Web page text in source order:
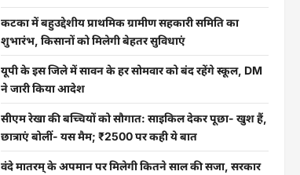
कटका में बहुउद्देशीय प्राथमिक ग्रामीण सहकारी समिति का
शुभारंभ, किसानों को मिलेगी बेहतर सुविधाएं
यूपी के इस जिले में सावन के हर सोमवार को बंद रहेंगे स्कूल, DM
ने जारी किया आदेश
सीएम रेखा की बच्चियों को सौगात: साइकिल देकर पूछा- खुश हैं,
छात्राएं बोलीं- यस मैम; ₹2500 पर कही ये बात
वंदे मातरम् के अपमान पर मिलेगी कितने साल की सजा, सरकार